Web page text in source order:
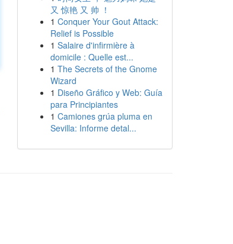
又 惊艳 又 帅 ！
1 Conquer Your Gout Attack:
Relief is Possible
1 Salaire d'infirmière à
domicile : Quelle est...
1 The Secrets of the Gnome
Wizard
1 Diseño Gráfico y Web: Guía
para Principiantes
1 Camiones grúa pluma en
Sevilla: Informe detal...